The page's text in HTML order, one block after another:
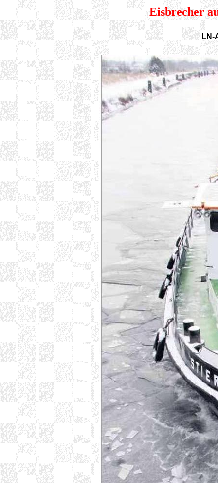
Eisbrecher
LN-